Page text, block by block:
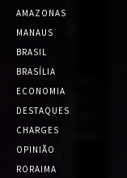
AMAZONAS
MANAUS
BRASIL
BRASÍLIA
ECONOMIA
DESTAQUES
CHARGES
OPINIÃO
RORAIMA